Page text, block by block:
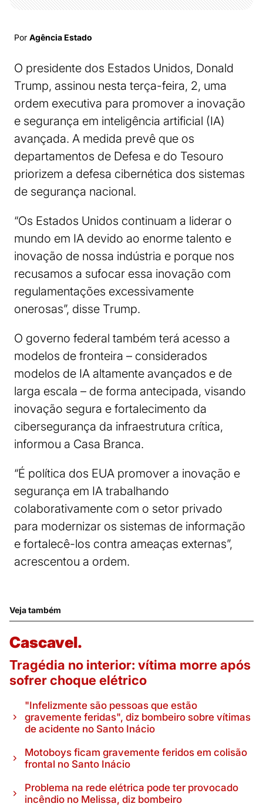
Por Agência Estado
O presidente dos Estados Unidos, Donald
Trump, assinou nesta terça-feira, 2, uma
ordem executiva para promover a inovação
e segurança em inteligência artificial (IA)
avançada. A medida prevê que os
departamentos de Defesa e do Tesouro
priorizem a defesa cibernética dos sistemas
de segurança nacional.
“Os Estados Unidos continuam a liderar o
mundo em IA devido ao enorme talento e
inovação de nossa indústria e porque nos
recusamos a sufocar essa inovação com
regulamentações excessivamente
onerosas”, disse Trump.
O governo federal também terá acesso a
modelos de fronteira – considerados
modelos de IA altamente avançados e de
larga escala – de forma antecipada, visando
inovação segura e fortalecimento da
cibersegurança da infraestrutura crítica,
informou a Casa Branca.
“É política dos EUA promover a inovação e
segurança em IA trabalhando
colaborativamente com o setor privado
para modernizar os sistemas de informação
e fortalecê-los contra ameaças externas”,
acrescentou a ordem.
Veja também
Cascavel.
Tragédia no interior: vítima morre após
sofrer choque elétrico
"Infelizmente são pessoas que estão
gravemente feridas", diz bombeiro sobre vítimas
de acidente no Santo Inácio
Motoboys ficam gravemente feridos em colisão
frontal no Santo Inácio
Problema na rede elétrica pode ter provocado
incêndio no Melissa, diz bombeiro